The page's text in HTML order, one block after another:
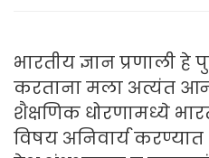
भारतीय ज्ञान प्रणाली
करताना मला अत्यंत
शैक्षणिक धोरणामध्ये
विषय अनिवार्य